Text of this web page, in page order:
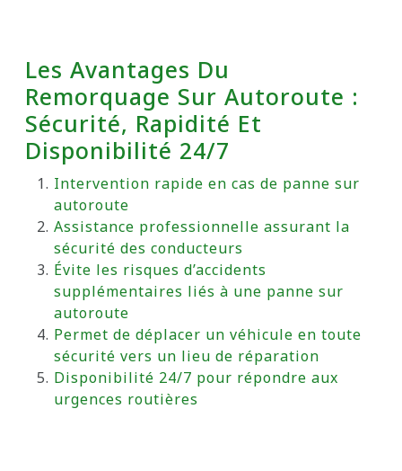
Les Avantages Du
Remorquage Sur Autoroute :
Sécurité, Rapidité Et
Disponibilité 24/7
Intervention rapide en cas de panne sur
autoroute
Assistance professionnelle assurant la
sécurité des conducteurs
Évite les risques d’accidents
supplémentaires liés à une panne sur
autoroute
Permet de déplacer un véhicule en toute
sécurité vers un lieu de réparation
Disponibilité 24/7 pour répondre aux
urgences routières